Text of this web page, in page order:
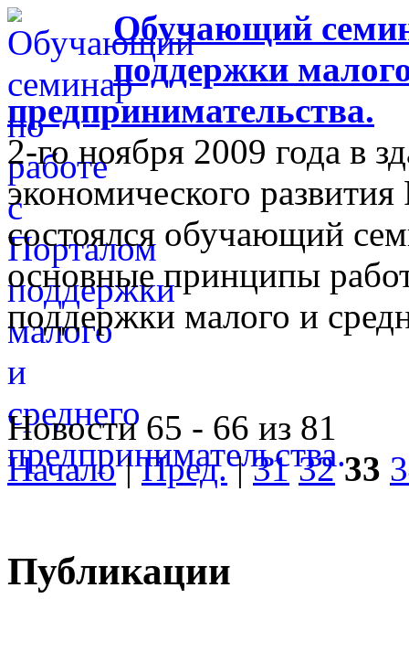
Обучающий
поддержки
предпринимательства.
2-го ноября 2009 года в
экономического
состоялся обучающий
основные принципы
поддержки малого и
Новости 65 - 66 из 81
Начало|Пред.|31 32 33
Публикации